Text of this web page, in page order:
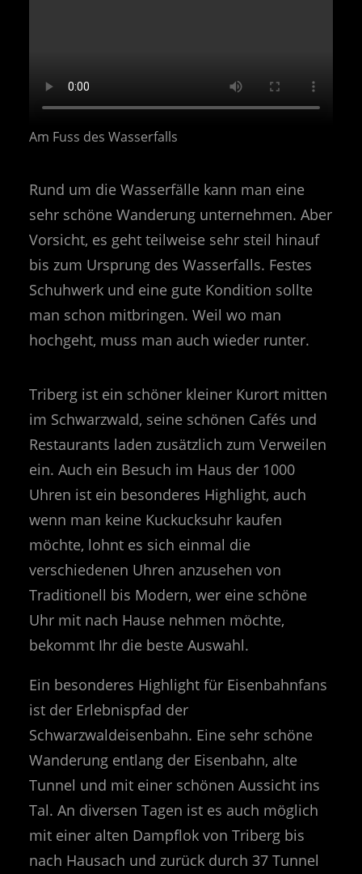
Am Fuss des Wasserfalls
Rund um die Wasserfälle kann man eine
sehr schöne Wanderung unternehmen. Aber
Vorsicht, es geht teilweise sehr steil hinauf
bis zum Ursprung des Wasserfalls. Festes
Schuhwerk und eine gute Kondition sollte
man schon mitbringen. Weil wo man
hochgeht, muss man auch wieder runter.
Triberg ist ein schöner kleiner Kurort mitten
im Schwarzwald, seine schönen Cafés und
Restaurants laden zusätzlich zum Verweilen
ein. Auch ein Besuch im Haus der 1000
Uhren ist ein besonderes Highlight, auch
wenn man keine Kuckucksuhr kaufen
möchte, lohnt es sich einmal die
verschiedenen Uhren anzusehen von
Traditionell bis Modern, wer eine schöne
Uhr mit nach Hause nehmen möchte,
bekommt Ihr die beste Auswahl.
Ein besonderes Highlight für Eisenbahnfans
ist der Erlebnispfad der
Schwarzwaldeisenbahn. Eine sehr schöne
Wanderung entlang der Eisenbahn, alte
Tunnel und mit einer schönen Aussicht ins
Tal. An diversen Tagen ist es auch möglich
mit einer alten Dampflok von Triberg bis
nach Hausach und zurück durch 37 Tunnel